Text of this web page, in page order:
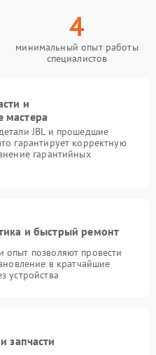
4
минимальный опыт работы
специалистов
и
мастера
JBL и прошедшие
гарантирует корректную
гарантийных
и быстрый ремонт
позволяют провести
в кратчайшие
устройства
запчасти